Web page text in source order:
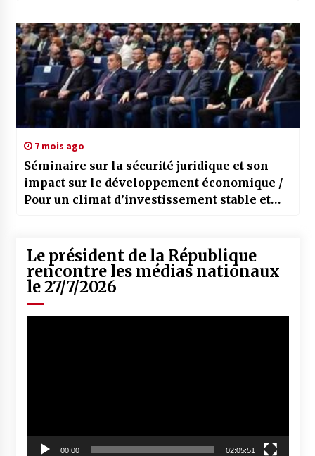
7 mois ago
Séminaire sur la sécurité juridique et son
impact sur le développement économique /
Pour un climat d’investissement stable et
Le président de la République
rencontre les médias nationaux
le 27/7/2026
00:00 02:05:51